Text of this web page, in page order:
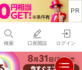
検索 口座開設 ログイン